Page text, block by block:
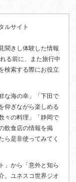
ルサイト
聞きし体験した情報
る前に、また旅行中
検索する際にお役立
な海の幸」「下田で
仰ぎながら楽しめる
々の料理」「静岡で
飲食店の情報を掲
ら是非使ってみてく
」から「意外と知ら
。ユネスコ世界ジオ